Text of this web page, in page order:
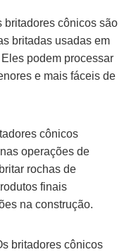
britadores cônicos são
britadas usadas em
podem processar
e mais fáceis de
cônicos
operações de
rochas de
finais
na construção.
britadores cônicos